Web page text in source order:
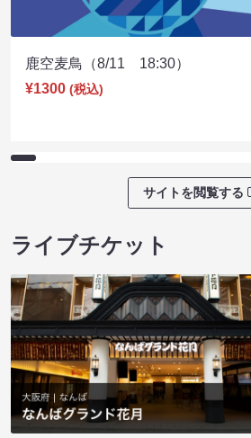
鹿空麦鳥（8/11 18:30）
¥1300 (税込)
サイトを閲覧する
ライブチケット